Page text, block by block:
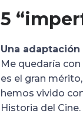
5
Una
Me quedaría
es el gran
hemos vivido
Historia del Cine.